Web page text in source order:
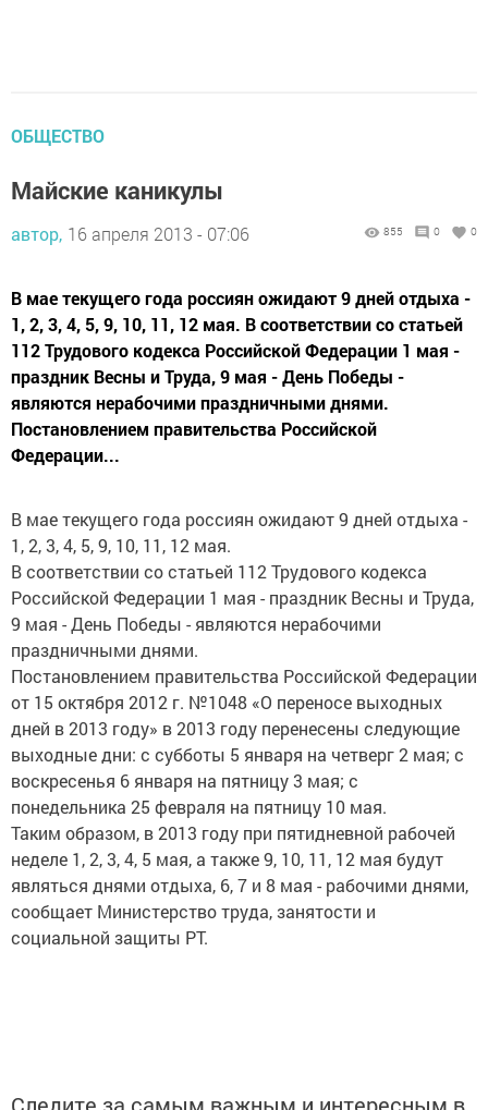
ОБЩЕСТВО
Майские каникулы
автор, 16 апреля 2013 - 07:06 855 0 0
В мае текущего года россиян ожидают 9 дней отдыха -
1, 2, 3, 4, 5, 9, 10, 11, 12 мая. В соответствии со статьей
112 Трудового кодекса Российской Федерации 1 мая -
праздник Весны и Труда, 9 мая - День Победы -
являются нерабочими праздничными днями.
Постановлением правительства Российской
Федерации...
В мае текущего года россиян ожидают 9 дней отдыха -
1, 2, 3, 4, 5, 9, 10, 11, 12 мая.
В соответствии со статьей 112 Трудового кодекса
Российской Федерации 1 мая - праздник Весны и Труда,
9 мая - День Победы - являются нерабочими
праздничными днями.
Постановлением правительства Российской Федерации
от 15 октября 2012 г. №1048 «О переносе выходных
дней в 2013 году» в 2013 году перенесены следующие
выходные дни: с субботы 5 января на четверг 2 мая; с
воскресенья 6 января на пятницу 3 мая; с
понедельника 25 февраля на пятницу 10 мая.
Таким образом, в 2013 году при пятидневной рабочей
неделе 1, 2, 3, 4, 5 мая, а также 9, 10, 11, 12 мая будут
являться днями отдыха, 6, 7 и 8 мая - рабочими днями,
сообщает Министерство труда, занятости и
социальной защиты РТ.